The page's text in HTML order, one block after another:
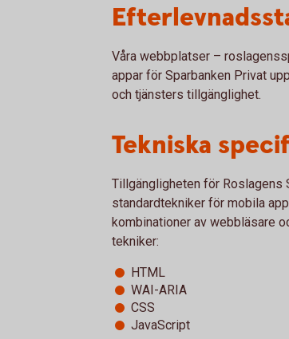
Våra webbplatser –
appar för Sparbanken Privat
och tjänsters tillgänglighet.
Tekniska
Tillgängligheten för Roslagens
standardtekniker för mobila
kombinationer av webbläsare
tekniker:
HTML
WAI-ARIA
CSS
JavaScript